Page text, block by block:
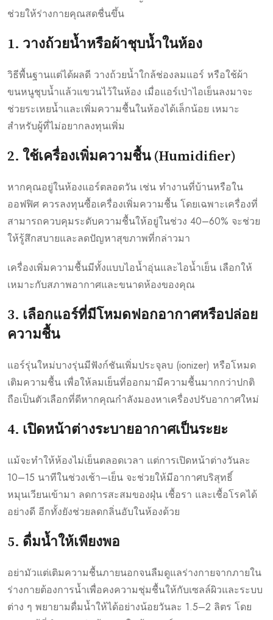
ช่วยให้ร่างกายคุณสดชื่นขึ้น
1. วางถ้วยน้ำหรือผ้าชุบน้ำในห้อง
วิธีพื้นฐานแต่ได้ผลดี วางถ้วยน้ำใกล้ช่องลมแอร์ หรือใช้ผ้า
ขนหนูชุบน้ำแล้วแขวนไว้ในห้อง เมื่อแอร์เป่าไอเย็นลงมาจะ
ช่วยระเหยน้ำและเพิ่มความชื้นในห้องได้เล็กน้อย เหมาะ
สำหรับผู้ที่ไม่อยากลงทุนเพิ่ม
2. ใช้เครื่องเพิ่มความชื้น (Humidifier)
หากคุณอยู่ในห้องแอร์ตลอดวัน เช่น ทำงานที่บ้านหรือใน
ออฟฟิศ ควรลงทุนซื้อเครื่องเพิ่มความชื้น โดยเฉพาะเครื่องที่
สามารถควบคุมระดับความชื้นให้อยู่ในช่วง 40–60% จะช่วย
ให้รู้สึกสบายและลดปัญหาสุขภาพที่กล่าวมา
เครื่องเพิ่มความชื้นมีทั้งแบบไอน้ำอุ่นและไอน้ำเย็น เลือกให้
เหมาะกับสภาพอากาศและขนาดห้องของคุณ
3. เลือกแอร์ที่มีโหมดฟอกอากาศหรือปล่อย
ความชื้น
แอร์รุ่นใหม่บางรุ่นมีฟังก์ชันเพิ่มประจุลบ (ionizer) หรือโหมด
เติมความชื้น เพื่อให้ลมเย็นที่ออกมามีความชื้นมากกว่าปกติ
ถือเป็นตัวเลือกที่ดีหากคุณกำลังมองหาเครื่องปรับอากาศใหม่
4. เปิดหน้าต่างระบายอากาศเป็นระยะ
แม้จะทำให้ห้องไม่เย็นตลอดเวลา แต่การเปิดหน้าต่างวันละ
10–15 นาทีในช่วงเช้า–เย็น จะช่วยให้มีอากาศบริสุทธิ์
หมุนเวียนเข้ามา ลดการสะสมของฝุ่น เชื้อรา และเชื้อโรคได้
อย่างดี อีกทั้งยังช่วยลดกลิ่นอับในห้องด้วย
5. ดื่มน้ำให้เพียงพอ
อย่ามัวแต่เติมความชื้นภายนอกจนลืมดูแลร่างกายจากภายใน
ร่างกายต้องการน้ำเพื่อคงความชุ่มชื้นให้กับเซลล์ผิวและระบบ
ต่าง ๆ พยายามดื่มน้ำให้ได้อย่างน้อยวันละ 1.5–2 ลิตร โดย